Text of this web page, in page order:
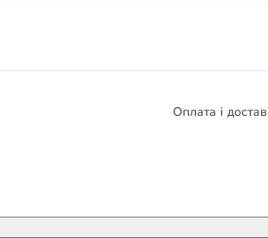
Оплата і
ЕЛЕКТРОННІ